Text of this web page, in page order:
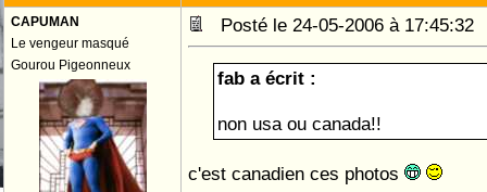
CAPUMAN
Le vengeur masqué
Gourou Pigeonneux
Posté le 24-05-2006 à
fab a écrit :
non usa ou canada!!
c'est canadien ces photos